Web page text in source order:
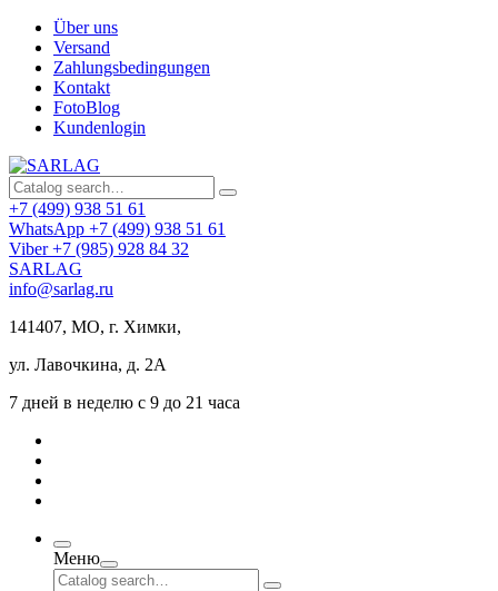
Über uns
Versand
Zahlungsbedingungen
Kontakt
FotoBlog
Kundenlogin
+7 (499) 938 51 61
WhatsApp +7 (499) 938 51 61
Viber +7 (985) 928 84 32
SARLAG
info@sarlag.ru
141407, МО, г. Химки,
ул. Лавочкина, д. 2А
7 дней в неделю с 9 до 21 часа
Меню